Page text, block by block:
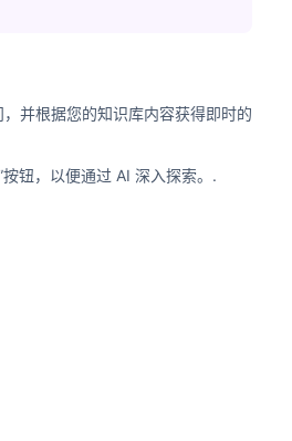
并根据您的知识库内容获得即时的
钮，以便通过 AI 深入探索。.